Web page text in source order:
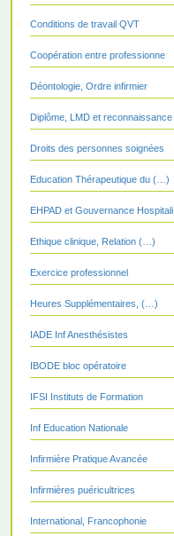
Conditions de travail QVT
Coopération entre professionne
Déontologie, Ordre infirmier
Diplôme, LMD et reconnaissance
Droits des personnes soignées
Education Thérapeutique du (…)
EHPAD et Gouvernance Hospitali
Ethique clinique, Relation (…)
Exercice professionnel
Heures Supplémentaires, (…)
IADE Inf Anesthésistes
IBODE bloc opératoire
IFSI Instituts de Formation
Inf Education Nationale
Infirmière Pratique Avancée
Infirmières puéricultrices
International, Francophonie